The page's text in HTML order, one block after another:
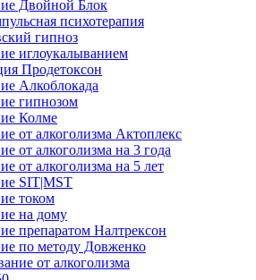
Двойной Блок
психотерапия
гипноз
иглоукалыванием
Продетоксон
Алкоблокада
гипнозом
Колме
от алкоголизма Актоплекс
от алкоголизма на 3 года
от алкоголизма на 5 лет
SIT|MST
током
на дому
препаратом Налтрексон
по методу Довженко
от алкоголизма